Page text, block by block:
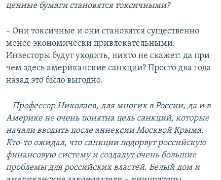
ценные бумаги становятся токсичными?
– Они токсичные и они становятся существенно
менее экономически привлекательными.
Инвесторы будут уходить, никто не скажет: да при
чем здесь американские санкции? Просто два года
назад это было выгодно.
– Профессор Николаев, для многих в России, да и в
Америке не очень понятна цель санкций, которые
начали вводить после аннексии Москвой Крыма.
Кто-то ожидал, что санкции подорвут российскую
финансовую систему и создадут очень большие
проблемы для российских властей. Белый дом и